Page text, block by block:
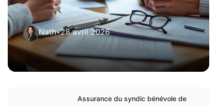
Nath•28 avril 2026
Assurance du syndic bénévole de